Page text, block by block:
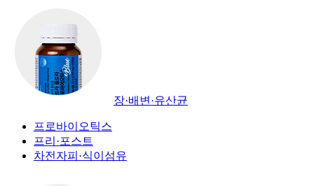
장·배변·유산균
프로바이오틱스
프리·포스트
차전자피·식이섬유